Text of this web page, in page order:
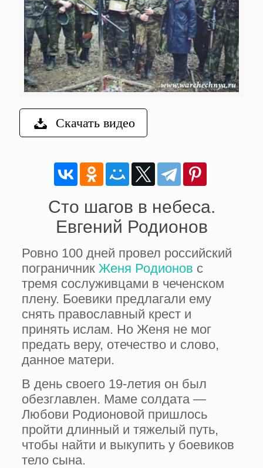
Скачать видео
Сто шагов в небеса.
Евгений Родионов
Ровно 100 дней провел российский
пограничник Женя Родионов с
тремя сослуживцами в чеченском
плену. Боевики предлагали ему
снять православный крест и
принять ислам. Но Женя не мог
предать веру, отечество и слово,
данное матери.
В день своего 19-летия он был
обезглавлен. Маме солдата —
Любови Родионовой пришлось
пройти длинный и тяжелый путь,
чтобы найти и выкупить у боевиков
тело сына.